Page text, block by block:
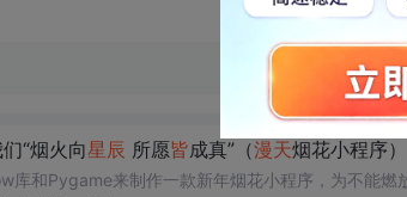
“烟火向星辰 所愿皆成真”（漫天烟花小程序）
库和Pygame来制作一款新年烟花小程序，为不能燃